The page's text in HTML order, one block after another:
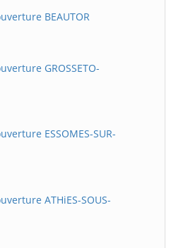
BEAUTOR
GROSSETO-
ESSOMES-SUR-
ATHiES-SOUS-